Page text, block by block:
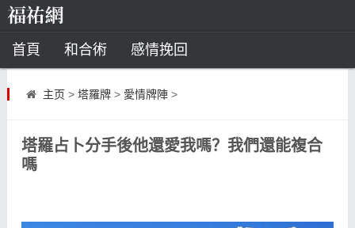
首頁 和合術 感情挽回
道教法事
風水
主页 > 塔羅牌> 愛情牌陣>
塔羅占卜分手後他還愛我嗎？我們還能複合
嗎